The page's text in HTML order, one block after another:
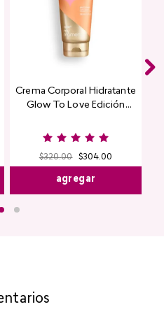
Crema Corporal Hidratante
Glow To Love Edición
$320.00 $304.00
agregar